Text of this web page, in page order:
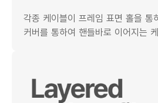
각종 케이블이 프레임 표면 홀을 통
커버를 통하여 핸들바로 이어지는